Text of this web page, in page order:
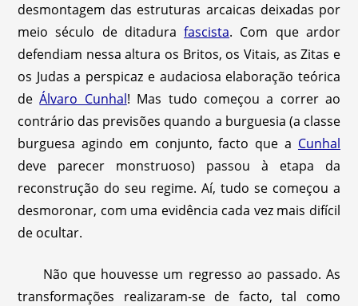
desmontagem das estruturas arcaicas deixadas por
meio século de ditadurafascista. Com que ardor
defendiam nessa altura os Britos, os Vitais, as Zitas e
os Judas a perspicaz e audaciosa elaboração teórica
deÁlvaro Cunhal! Mas tudo começou a correr ao
contrário das previsões quando a burguesia (a classe
burguesa agindo em conjunto, facto que a Cunhal
deve parecer monstruoso) passou à etapa da
reconstrução do seu regime. Aí, tudo se começou a
desmoronar, com uma evidência cada vez mais difícil
de ocultar.
Não que houvesse um regresso ao passado. As
transformações realizaram-se de facto, tal como